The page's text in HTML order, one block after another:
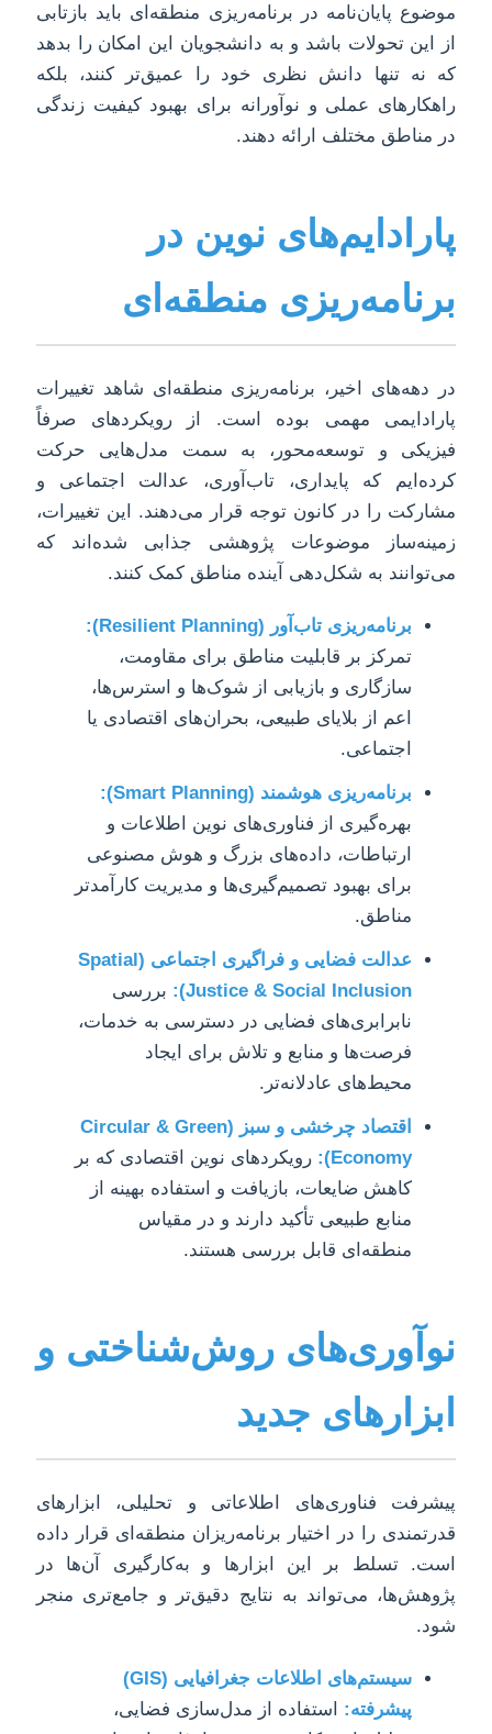
موضوع پایان‌نامه در برنامه‌ریزی منطقه‌ای باید بازتابی
از این تحولات باشد و به دانشجویان این امکان را بدهد
که نه تنها دانش نظری خود را عمیق‌تر کنند، بلکه
راهکارهای عملی و نوآورانه برای بهبود کیفیت زندگی
در مناطق مختلف ارائه دهند.
پارادایم‌های نوین در
برنامه‌ریزی منطقه‌ای
در دهه‌های اخیر، برنامه‌ریزی منطقه‌ای شاهد تغییرات
پارادایمی مهمی بوده است. از رویکردهای صرفاً
فیزیکی و توسعه‌محور، به سمت مدل‌هایی حرکت
کرده‌ایم که پایداری، تاب‌آوری، عدالت اجتماعی و
مشارکت را در کانون توجه قرار می‌دهند. این تغییرات،
زمینه‌ساز موضوعات پژوهشی جذابی شده‌اند که
می‌توانند به شکل‌دهی آینده مناطق کمک کنند.
برنامه‌ریزی تاب‌آور (Resilient Planning):
تمرکز بر قابلیت مناطق برای مقاومت،
سازگاری و بازیابی از شوک‌ها و استرس‌ها،
اعم از بلایای طبیعی، بحران‌های اقتصادی یا
اجتماعی.
برنامه‌ریزی هوشمند (Smart Planning):
بهره‌گیری از فناوری‌های نوین اطلاعات و
ارتباطات، داده‌های بزرگ و هوش مصنوعی
برای بهبود تصمیم‌گیری‌ها و مدیریت کارآمدتر
مناطق.
عدالت فضایی و فراگیری اجتماعی (Spatial
Justice & Social Inclusion):
بررسی
نابرابری‌های فضایی در دسترسی به خدمات،
فرصت‌ها و منابع و تلاش برای ایجاد
محیط‌های عادلانه‌تر.
اقتصاد چرخشی و سبز (Circular & Green
Economy):
رویکردهای نوین اقتصادی که بر
کاهش ضایعات، بازیافت و استفاده بهینه از
منابع طبیعی تأکید دارند و در مقیاس
منطقه‌ای قابل بررسی هستند.
نوآوری‌های روش‌شناختی و
ابزارهای جدید
پیشرفت فناوری‌های اطلاعاتی و تحلیلی، ابزارهای
قدرتمندی را در اختیار برنامه‌ریزان منطقه‌ای قرار داده
است. تسلط بر این ابزارها و به‌کارگیری آن‌ها در
پژوهش‌ها، می‌تواند به نتایج دقیق‌تر و جامع‌تری منجر
شود.
سیستم‌های اطلاعات جغرافیایی (GIS)
پیشرفته: استفاده از مدل‌سازی فضایی،